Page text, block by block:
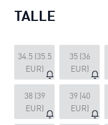
TALLE
34.5 (35.5
EUR)
35 (36
EUR)
38 (39
EUR)
39 (40
EUR)